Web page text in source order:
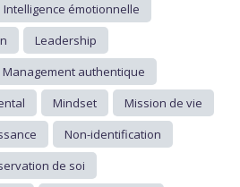
Intelligence émotionnelle
Leadership
Management authentique
Mindset
Mission de vie
Non-identification
de soi